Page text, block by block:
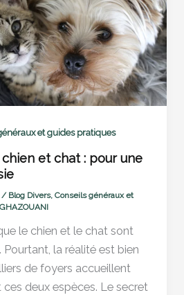
et guides pratiques
et chat : pour une
/ Blog Divers, Conseils généraux et
le chien et le chat sont
Pourtant, la réalité est bien
de foyers accueillent
deux espèces. Le secret